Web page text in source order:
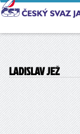
LADISLAV JEŽ